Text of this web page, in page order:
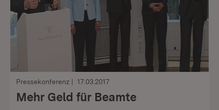
Pressekonferenz 17.03.2017
Mehr Geld für Beamte